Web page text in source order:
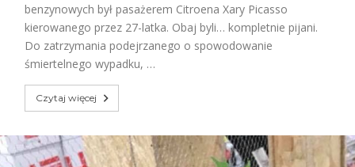
benzynowych był pasażerem Citroena Xary Picasso
kierowanego przez 27-latka. Obaj byli… kompletnie pijani.
Do zatrzymania podejrzanego o spowodowanie
śmiertelnego wypadku, …
Czytaj więcej